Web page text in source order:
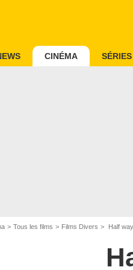
CINÉMA SÉRIES
Tous les films Films Divers Half